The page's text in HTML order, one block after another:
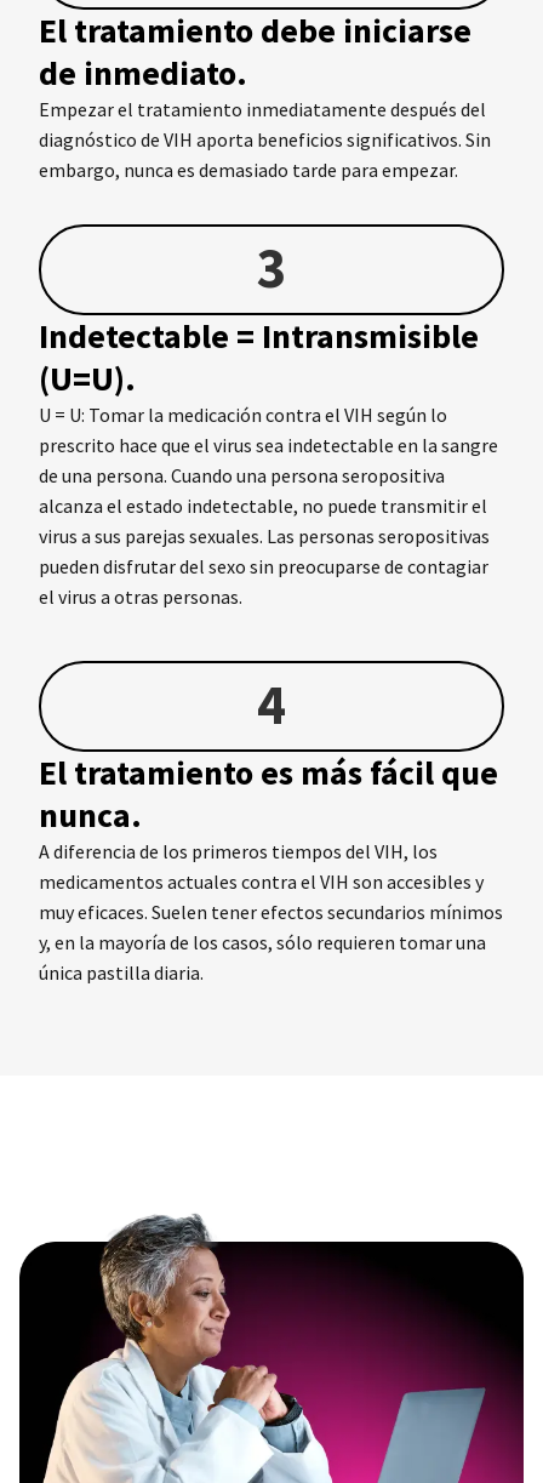
El tratamiento debe iniciarse
de inmediato.
Empezar el tratamiento inmediatamente después del
diagnóstico de VIH aporta beneficios significativos. Sin
embargo, nunca es demasiado tarde para empezar.
3
Indetectable = Intransmisible
(U=U).
U = U: Tomar la medicación contra el VIH según lo
prescrito hace que el virus sea indetectable en la sangre
de una persona. Cuando una persona seropositiva
alcanza el estado indetectable, no puede transmitir el
virus a sus parejas sexuales. Las personas seropositivas
pueden disfrutar del sexo sin preocuparse de contagiar
el virus a otras personas.
4
El tratamiento es más fácil que
nunca.
A diferencia de los primeros tiempos del VIH, los
medicamentos actuales contra el VIH son accesibles y
muy eficaces. Suelen tener efectos secundarios mínimos
y, en la mayoría de los casos, sólo requieren tomar una
única pastilla diaria.